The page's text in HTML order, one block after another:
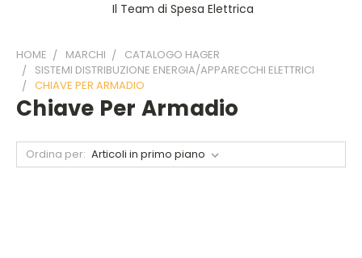
Il Team di Spesa Elettrica
HOME MARCHI
CATALOGO HAGER
SISTEMI DISTRIBUZIONE ENERGIA/APPARECCHI ELETTRICI
CHIAVE PER ARMADIO
Chiave Per Armadio
Ordina per: